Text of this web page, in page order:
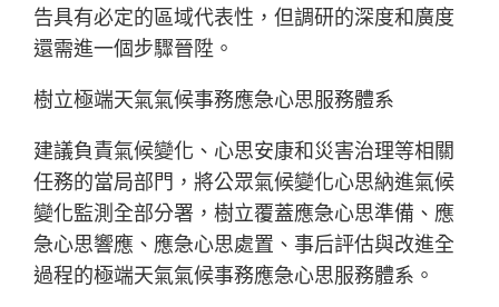
告具有必定的區域代表性，但調研的深度和廣度
還需進一個步驟晉陞。
樹立極端天氣氣候事務應急心思服務體系
建議負責氣候變化、心思安康和災害治理等相關
任務的當局部門，將公眾氣候變化心思納進氣候
變化監測全部分署，樹立覆蓋應急心思準備、應
急心思響應、應急心思處置、事后評估與改進全
過程的極端天氣氣候事務應急心思服務體系。